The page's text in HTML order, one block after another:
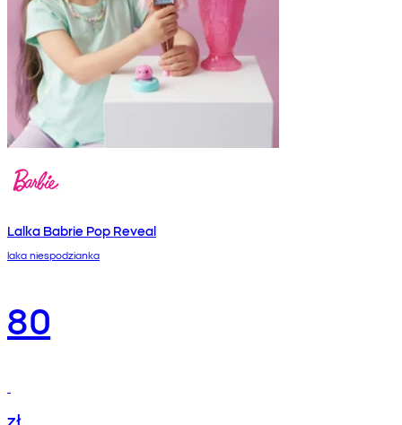
Lalka Babrie Pop Reveal
laka niespodzianka
80
zł